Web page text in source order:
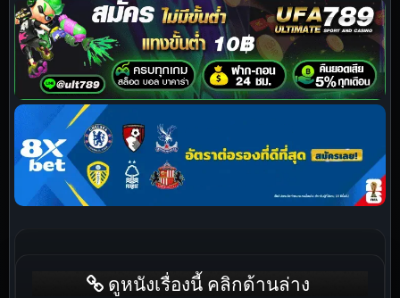
ดูหนังเรื่องนี้ คลิกด้านล่าง